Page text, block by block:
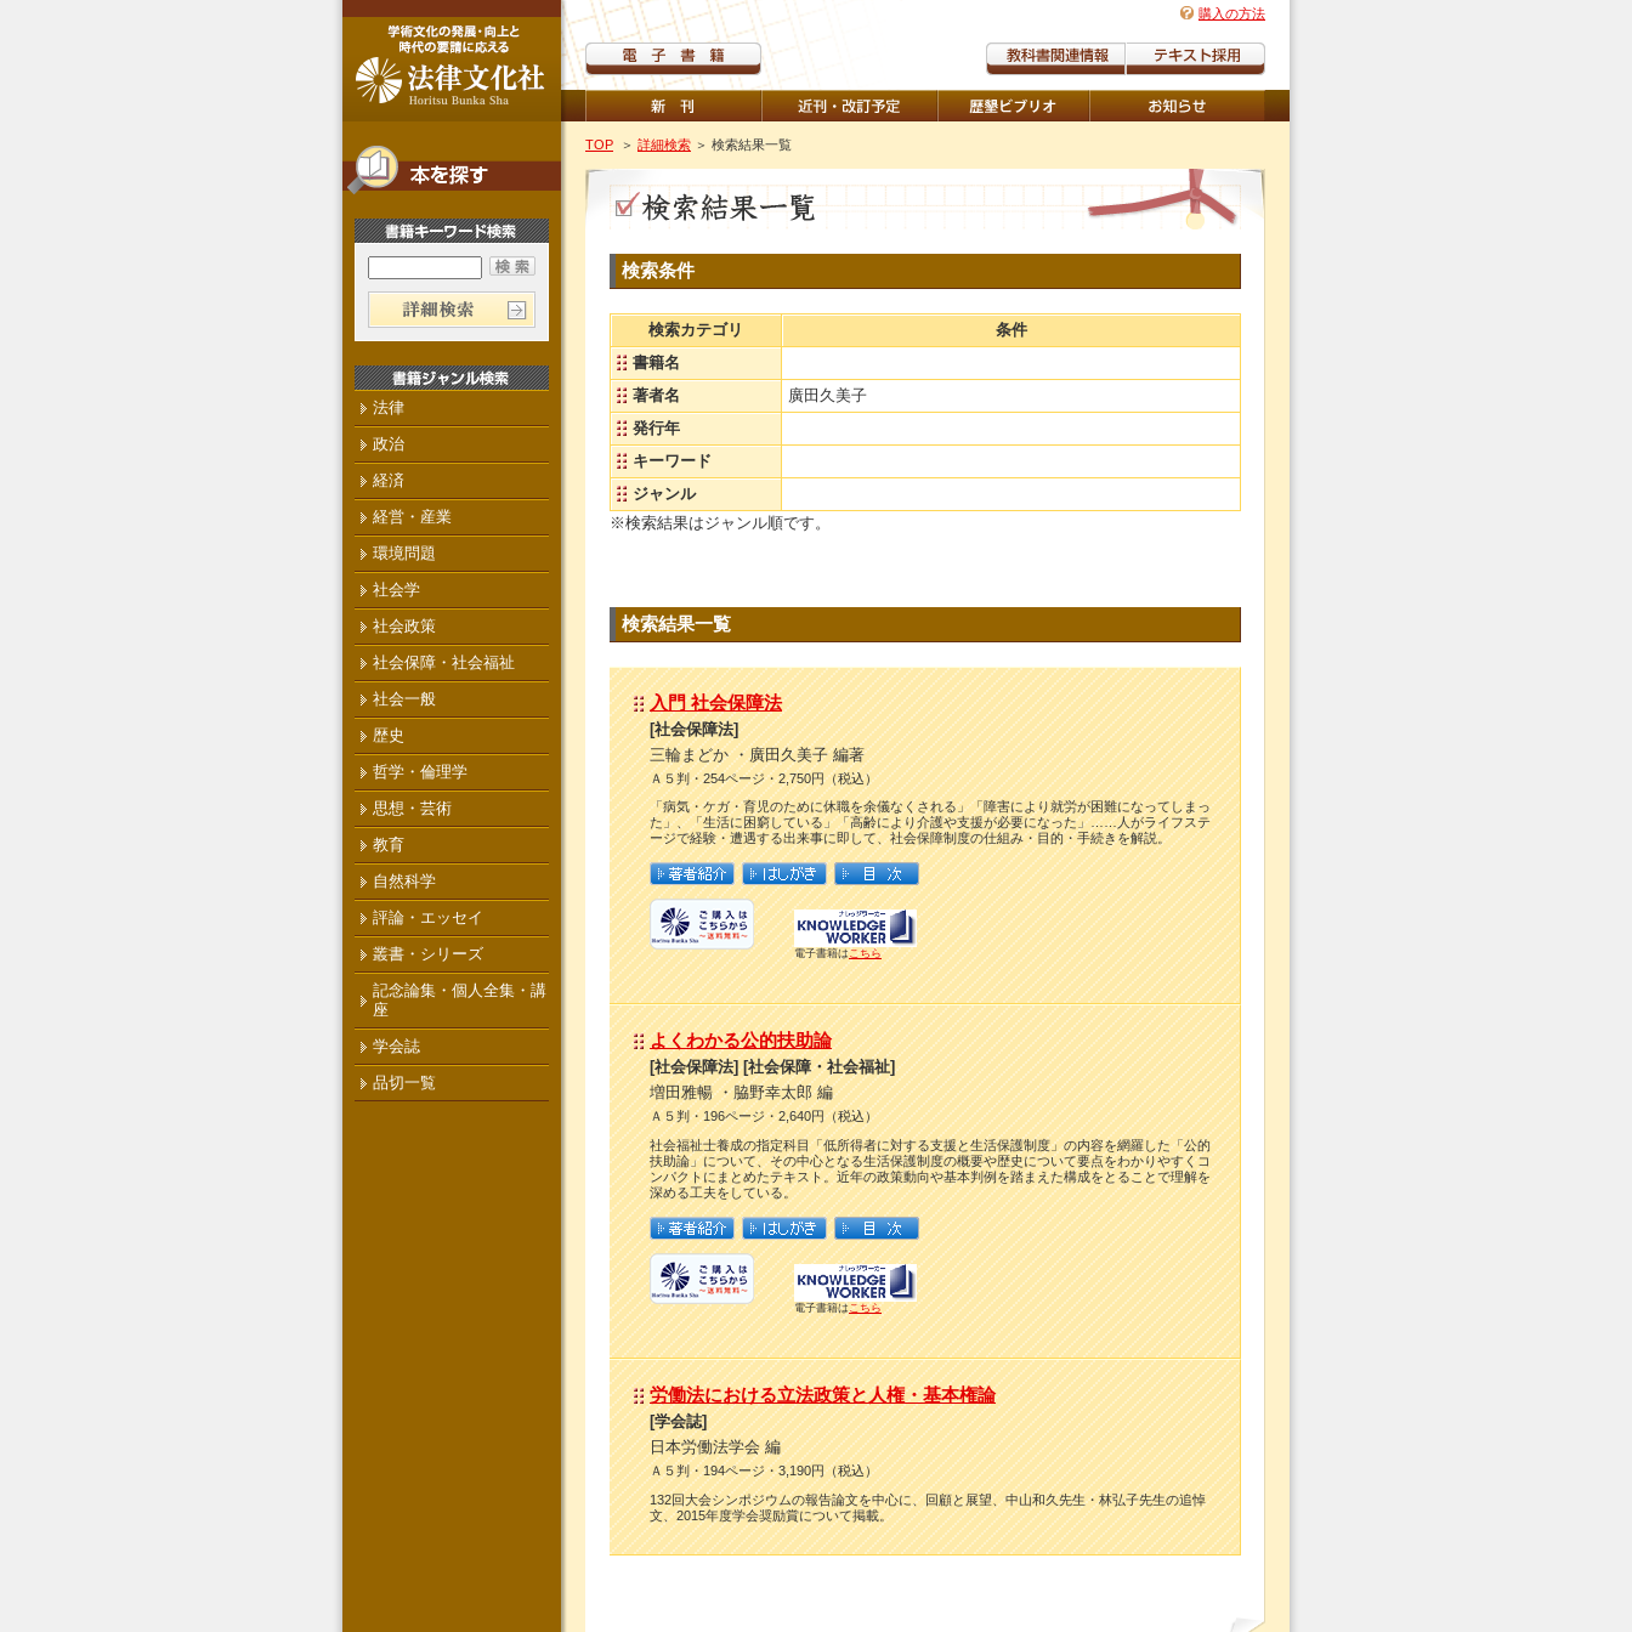
購入の方法
TOP ＞ 詳細検索 ＞ 検索結果一覧
検索条件
検索カテゴリ
条件
書籍名
著者名
廣田久美子
発行年
キーワード
ジャンル
※検索結果はジャンル順です。
検索結果一覧
入門 社会保障法
[社会保障法]
三輪まどか ・廣田久美子 編著
Ａ５判・254ページ・2,750円（税込）
「病気・ケガ・育児のために休職を余儀なくされる」「障害により就労が困難になってしまっ
た」、「生活に困窮している」「高齢により介護や支援が必要になった」……人がライフステ
ージで経験・遭遇する出来事に即して、社会保障制度の仕組み・目的・手続きを解説。
電子書籍はこちら
よくわかる公的扶助論
[社会保障法] [社会保障・社会福祉]
増田雅暢 ・脇野幸太郎 編
Ａ５判・196ページ・2,640円（税込）
社会福祉士養成の指定科目「低所得者に対する支援と生活保護制度」の内容を網羅した「公的
扶助論」について、その中心となる生活保護制度の概要や歴史について要点をわかりやすくコ
ンパクトにまとめたテキスト。近年の政策動向や基本判例を踏まえた構成をとることで理解を
深める工夫をしている。
電子書籍は こちら
労働法における立法政策と人権・基本権論
[学会誌]
日本労働法学会 編
Ａ５判・194ページ・3,190円（税込）
132回大会シンポジウムの報告論文を中心に、回顧と展望、中山和久先生・林弘子先生の追悼
文、2015年度学会奨励賞について掲載。
法律
政治
経済
経営・産業
環境問題
社会学
社会政策
社会保障・社会福祉
社会一般
歴史
哲学・倫理学
思想・芸術
教育
自然科学
評論・エッセイ
叢書・シリーズ
記念論集・個人全集・講
座
学会誌
品切一覧